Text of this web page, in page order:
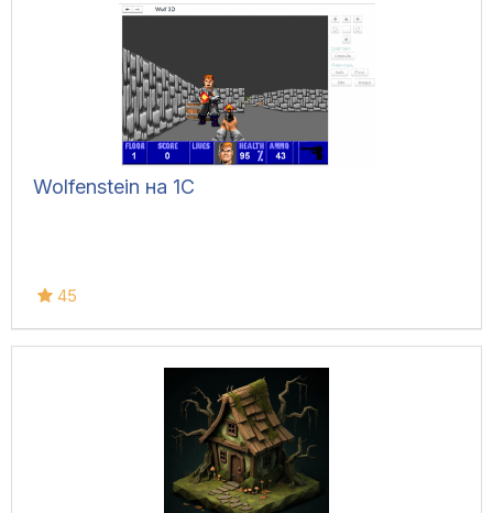
Wolfenstein на 1С
45